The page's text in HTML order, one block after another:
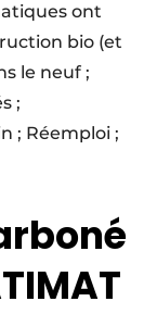
ont
bio (et
le neuf ;
;
; Réemploi ;